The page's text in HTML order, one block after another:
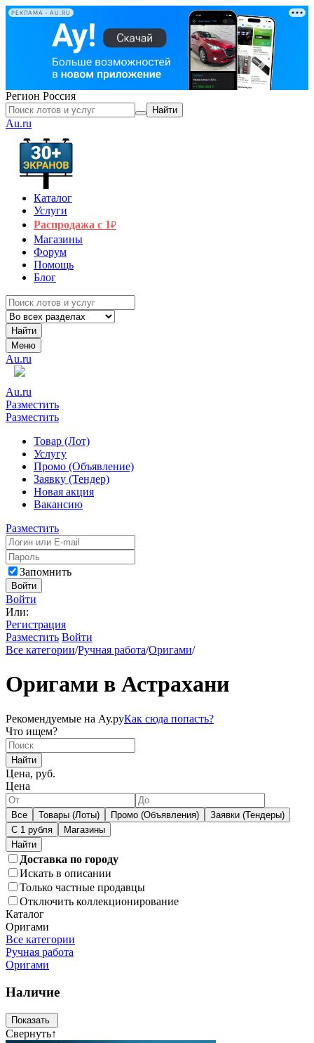
РЕКЛАМА • AU.RU
Регион Россия
Найти
Au.ru
Каталог
Услуги
Распродажа с 1₽
Магазины
Форум
Помощь
Блог
Найти
Меню
Au.ru
Au.ru
Разместить
Разместить
Товар (Лот)
Услугу
Промо (Объявление)
Заявку (Тендер)
Новая акция
Вакансию
Разместить
Запомнить
Войти
Войти
Или:
Регистрация
Разместить Войти
Все категории/Ручная работа/Оригами/
Оригами в Астрахани
Рекомендуемые на Ау.руКак сюда попасть?
Что ищем?
Найти
Цена, руб.
Цена
Все Товары (Лоты) Промо (Объявления)
Заявки (Тендеры)
С 1 рубля
Магазины
Доставка по городу
Искать в описании
Только частные продавцы
Отключить коллекционирование
Каталог
Оригами
Все категории
Ручная работа
Оригами
Наличие
Свернуть↑